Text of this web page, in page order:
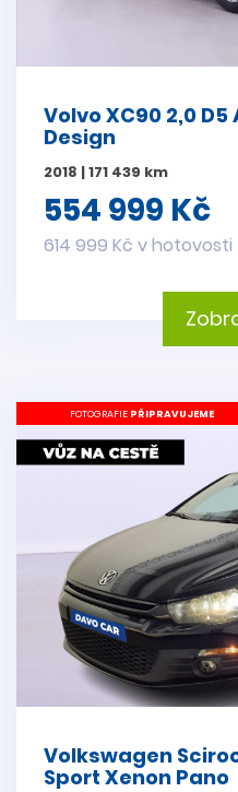
Volvo XC90 2,0 D5
Design
2018 | 171 439 km
554 999 Kč
614 999 Kč v hotovosti
FOTOGRAFIE PŘIPRAVUJEME
Volkswagen
Sport Xenon Pano